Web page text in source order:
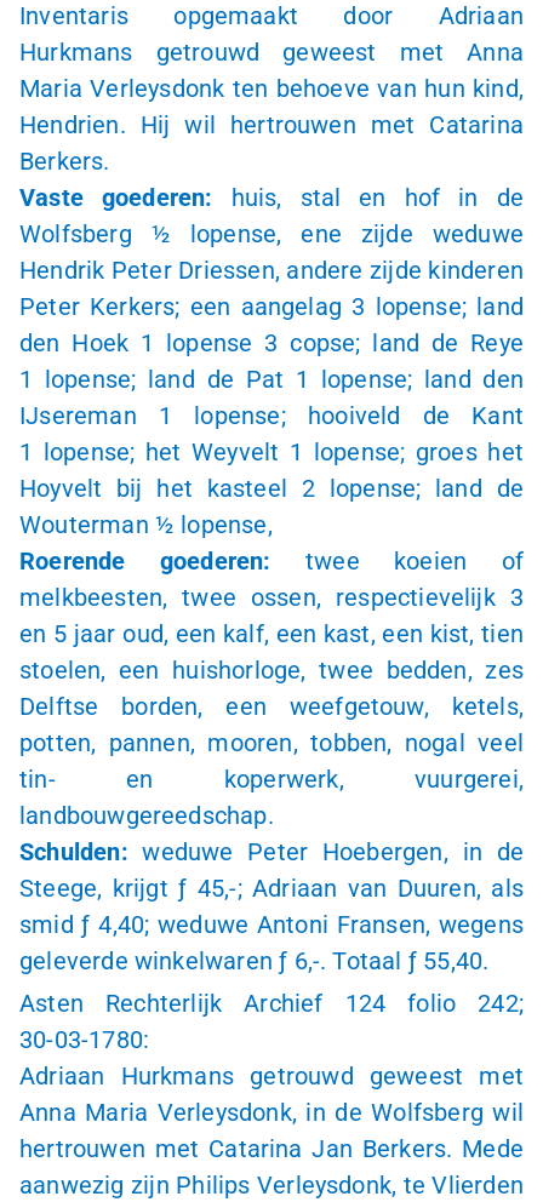
Inventaris opgemaakt door Adriaan
Hurkmans getrouwd geweest met Anna
Maria Verleysdonk ten behoeve van hun kind,
Hendrien. Hij wil hertrouwen met Catarina
Berkers.
Vaste goederen: huis, stal en hof in de
Wolfsberg ½ lopense, ene zijde weduwe
Hendrik Peter Driessen, andere zijde kinderen
Peter Kerkers; een aangelag 3 lopense; land
den Hoek 1 lopense 3 copse; land de Reye
1 lopense; land de Pat 1 lopense; land den
IJsereman 1 lopense; hooiveld de Kant
1 lopense; het Weyvelt 1 lopense; groes het
Hoyvelt bij het kasteel 2 lopense; land de
Wouterman ½ lopense,
Roerende goederen: twee koeien of
melkbeesten, twee ossen, respectievelijk 3
en 5 jaar oud, een kalf, een kast, een kist, tien
stoelen, een huishorloge, twee bedden, zes
Delftse borden, een weefgetouw, ketels,
potten, pannen, mooren, tobben, nogal veel
tin- en koperwerk, vuurgerei,
landbouwgereedschap.
Schulden: weduwe Peter Hoebergen, in de
Steege, krijgtƒ 45,-; Adriaan van Duuren, als
smidƒ 4,40; weduwe Antoni Fransen, wegens
geleverde winkelwarenƒ 6,-. Totaal ƒ 55,40.
Asten Rechterlijk Archief 124 folio 242;
30-03-1780:
Adriaan Hurkmans getrouwd geweest met
Anna Maria Verleysdonk, in de Wolfsberg wil
hertrouwen met Catarina Jan Berkers. Mede
aanwezig zijn Philips Verleysdonk, te Vlierden